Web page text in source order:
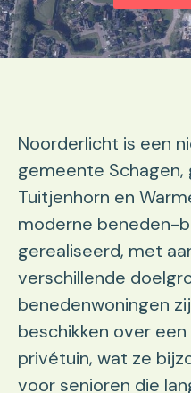
Noorderlicht is een
gemeente Schagen,
Tuitjenhorn en
moderne beneden-
gerealiseerd, met
verschillende
benedenwoningen
beschikken over
privétuin, wat ze
voor senioren die